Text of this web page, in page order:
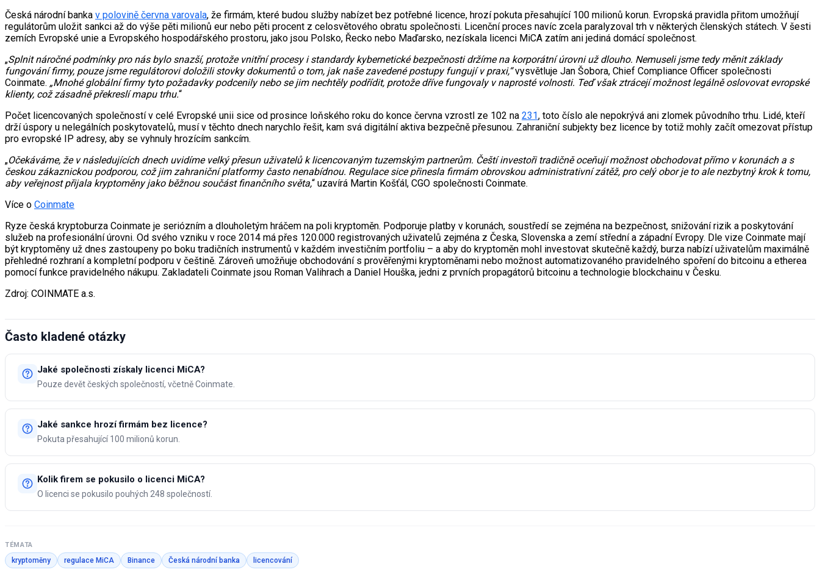
Česká národní banka v polovině června varovala, že firmám, které budou služby nabízet bez potřebné licence, hrozí pokuta přesahující 100 milionů korun. Evropská pravidla přitom umožňují
regulátorům uložit sankci až do výše pěti milionů eur nebo pěti procent z celosvětového obratu společnosti. Licenční proces navíc zcela paralyzoval trh v některých členských státech. V šesti
zemích Evropské unie a Evropského hospodářského prostoru, jako jsou Polsko, Řecko nebo Maďarsko, nezískala licenci MiCA zatím ani jediná domácí společnost.
„Splnit náročné podmínky pro nás bylo snazší, protože vnitřní procesy i standardy kybernetické bezpečnosti držíme na korporátní úrovni už dlouho. Nemuseli jsme tedy měnit základy
fungování firmy, pouze jsme regulátorovi doložili stovky dokumentů o tom, jak naše zavedené postupy fungují v praxi,“vysvětluje Jan Šobora, Chief Compliance Officer společnosti
Coinmate. „Mnohé globální firmy tyto požadavky podcenily nebo se jim nechtěly podřídit, protože dříve fungovaly v naprosté volnosti. Teď však ztrácejí možnost legálně oslovovat evropské
klienty, což zásadně překreslí mapu trhu.“
Počet licencovaných společností v celé Evropské unii sice od prosince loňského roku do konce června vzrostl ze 102 na 231, toto číslo ale nepokrývá ani zlomek původního trhu. Lidé, kteří
drží úspory u nelegálních poskytovatelů, musí v těchto dnech narychlo řešit, kam svá digitální aktiva bezpečně přesunou. Zahraniční subjekty bez licence by totiž mohly začít omezovat přístup
pro evropské IP adresy, aby se vyhnuly hrozícím sankcím.
„Očekáváme, že v následujících dnech uvidíme velký přesun uživatelů k licencovaným tuzemským partnerům. Čeští investoři tradičně oceňují možnost obchodovat přímo v korunách a s
českou zákaznickou podporou, což jim zahraniční platformy často nenabídnou. Regulace sice přinesla firmám obrovskou administrativní zátěž, pro celý obor je to ale nezbytný krok k tomu,
aby veřejnost přijala kryptoměny jako běžnou součást finančního světa,“ uzavírá Martin Košťál, CGO společnosti Coinmate.
Více o Coinmate
Ryze česká kryptoburza Coinmate je seriózním a dlouholetým hráčem na poli kryptoměn. Podporuje platby v korunách, soustředí se zejména na bezpečnost, snižování rizik a poskytování
služeb na profesionální úrovni. Od svého vzniku v roce 2014 má přes 120.000 registrovaných uživatelů zejména z Česka, Slovenska a zemí střední a západní Evropy. Dle vize Coinmate mají
být kryptoměny už dnes zastoupeny po boku tradičních instrumentů v každém investičním portfoliu – a aby do kryptoměn mohl investovat skutečně každý, burza nabízí uživatelům maximálně
přehledné rozhraní a kompletní podporu v češtině. Zároveň umožňuje obchodování s prověřenými kryptoměnami nebo možnost automatizovaného pravidelného spoření do bitcoinu a etherea
pomocí funkce pravidelného nákupu. Zakladateli Coinmate jsou Roman Valihrach a Daniel Houška, jedni z prvních propagátorů bitcoinu a technologie blockchainu v Česku.
Zdroj: COINMATE a.s.
Často kladené otázky
Jaké společnosti získaly licenci MiCA?
Pouze devět českých společností, včetně Coinmate.
Jaké sankce hrozí firmám bez licence?
Pokuta přesahující 100 milionů korun.
Kolik firem se pokusilo o licenci MiCA?
O licenci se pokusilo pouhých 248 společností.
TÉMATA
kryptoměny regulace MiCA Binance Česká národní banka licencování